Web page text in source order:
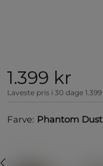
1.399 kr
Laveste pris i 30 dage
Farve: Phantom Dust